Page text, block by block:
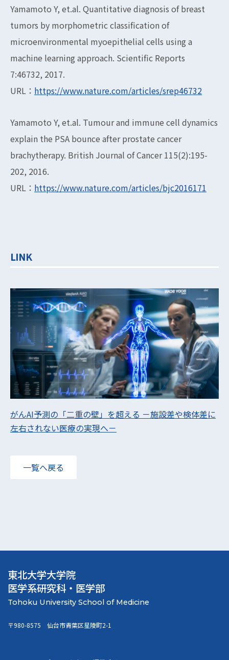
Yamamoto Y, et.al. Quantitative diagnosis of breast
tumors by morphometric classification of
microenvironmental myoepithelial cells using a
machine learning approach. Scientific Reports
7:46732, 2017.
URL： https://www.nature.com/articles/srep46732
Yamamoto Y, et.al. Tumour and immune cell dynamics
explain the PSA bounce after prostate cancer
brachytherapy. British Journal of Cancer 115(2):195-
202, 2016.
URL： https://www.nature.com/articles/bjc2016171
LINK
がんAI予測の「二重の壁」を超える －施設差や検体差に
左右されない医療の実現へ－
一覧へ戻る
東北大学大学院
医学系研究科・医学部
〒980-8575 仙台市青葉区星陵町2-1